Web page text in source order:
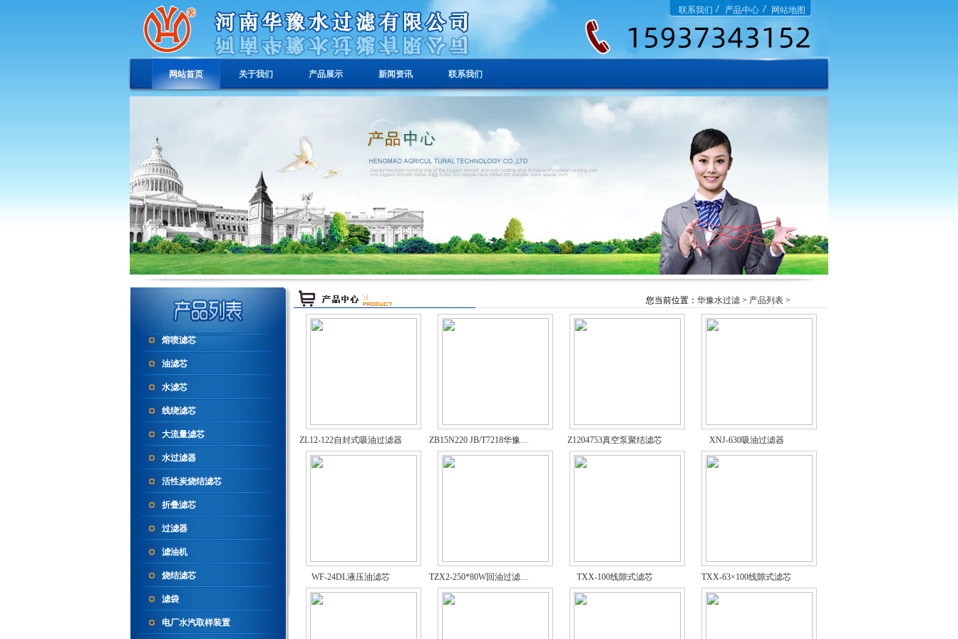
网站地图
产品中心
联系我们
网站首页 关于我们 产品展示 新闻资讯 联系我们
熔喷滤芯
油滤芯
水滤芯
线绕滤芯
大流量滤芯
水过滤器
活性炭烧结滤芯
折叠滤芯
过滤器
滤油机
烧结滤芯
滤袋
电厂水汽取样装置
您当前位置： 华豫水过滤 > 产品列表 >
ZL12-122自封式吸油过滤器 ZB15N220 JB/T7218华豫液压油滤芯 Z1204753真空泵聚结滤芯 XNJ-630吸油过滤器
WF-24DL液压油滤芯 TZX2-250*80W回油过滤器滤芯 TXX-100线隙式滤芯 TXX-63×100线隙式滤芯